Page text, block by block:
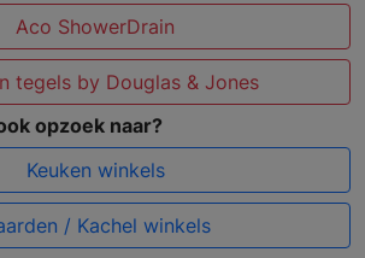
Aco ShowerDrain
tegels by Douglas & Jones
opzoek naar?
Keuken winkels
/ Kachel winkels